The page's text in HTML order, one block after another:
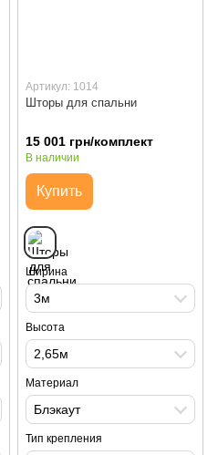
Артикул: 1014
Шторы для спальни
15 001 грн/комплект
В наличии
Купить
Ширина
3м
Высота
2,65м
Материал
Блэкаут
Тип крепления